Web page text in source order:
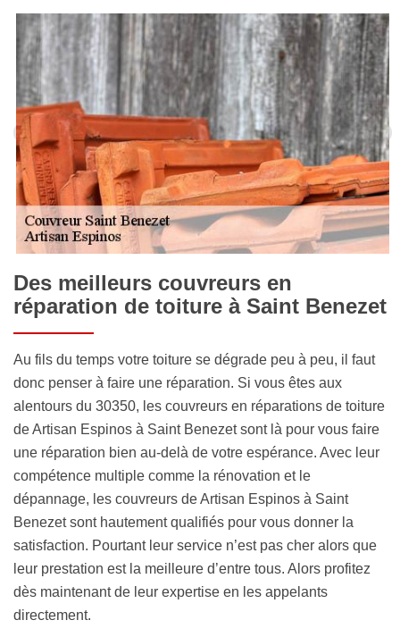
Des meilleurs couvreurs en
réparation de toiture à Saint Benezet
Au fils du temps votre toiture se dégrade peu à peu, il faut
donc penser à faire une réparation. Si vous êtes aux
alentours du 30350, les couvreurs en réparations de toiture
de Artisan Espinos à Saint Benezet sont là pour vous faire
une réparation bien au-delà de votre espérance. Avec leur
compétence multiple comme la rénovation et le
dépannage, les couvreurs de Artisan Espinos à Saint
Benezet sont hautement qualifiés pour vous donner la
satisfaction. Pourtant leur service n’est pas cher alors que
leur prestation est la meilleure d’entre tous. Alors profitez
dès maintenant de leur expertise en les appelants
directement.